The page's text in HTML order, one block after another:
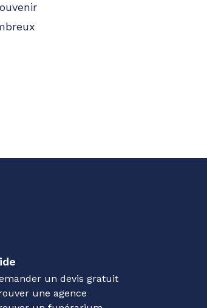
un devis gratuit
une agence